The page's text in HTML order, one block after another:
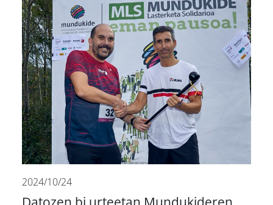
2024/10/24
Datozen bi urteetan Mundukideren